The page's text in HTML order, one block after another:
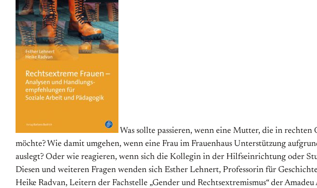
Was sollte passieren, wenn eine Mutter, die in
möchte? Wie damit umgehen, wenn eine Frau im Frauenhaus Unterstützung
auslegt? Oder wie reagieren, wenn sich die Kollegin in der Hilfseinrichtung oder
Diesen und weiteren Fragen wenden sich Esther Lehnert, Professorin für
Heike Radvan, Leitern der Fachstelle „Gender und Rechtsextremismus“ der